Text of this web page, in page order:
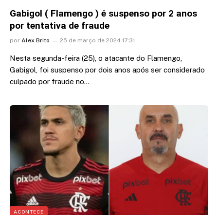
Gabigol ( Flamengo ) é suspenso por 2 anos
por tentativa de fraude
por Alex Brito 25 de março de 2024 17:31
Nesta segunda-feira (25), o atacante do Flamengo,
Gabigol, foi suspenso por dois anos após ser considerado
culpado por fraude no…
ACONTECE